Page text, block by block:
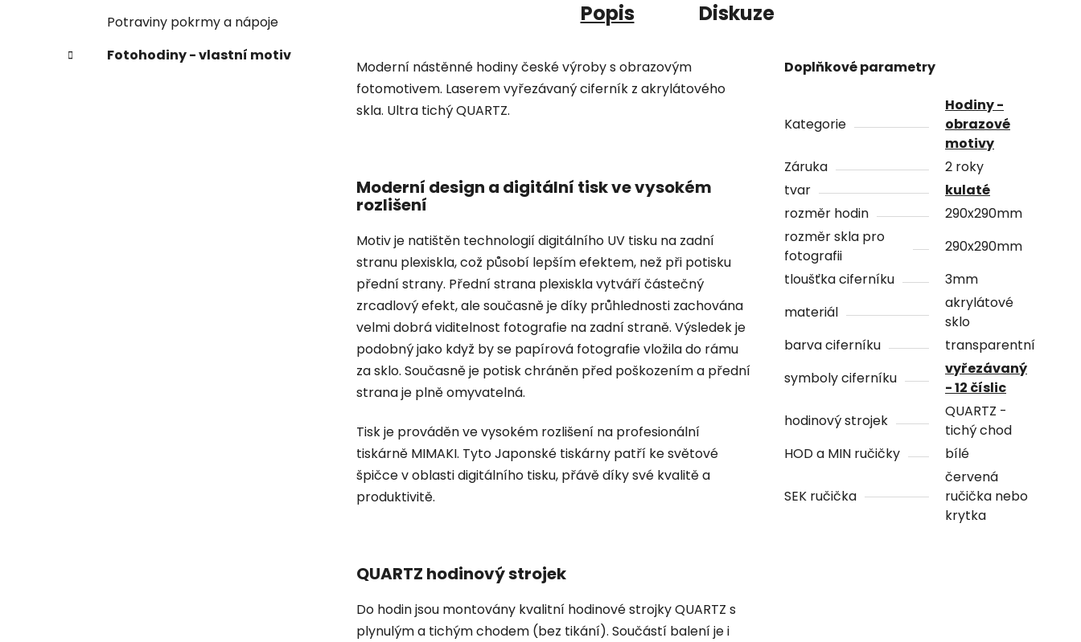
Potraviny pokrmy a nápoje
Fotohodiny - vlastní motiv
Popis Diskuze
Moderní nástěnné hodiny české výroby s obrazovým
fotomotivem. Laserem vyřezávaný ciferník z akrylátového
skla. Ultra tichý QUARTZ.
Moderní design a digitální tisk ve vysokém
rozlišení
Motiv je natištěn technologií digitálního UV tisku na zadní
stranu plexiskla, což působí lepším efektem, než při potisku
přední strany. Přední strana plexiskla vytváří částečný
zrcadlový efekt, ale současně je díky průhlednosti zachována
velmi dobrá viditelnost fotografie na zadní straně. Výsledek je
podobný jako když by se papírová fotografie vložila do rámu
za sklo. Současně je potisk chráněn před poškozením a přední
strana je plně omyvatelná.
Tisk je prováděn ve vysokém rozlišení na profesionální
tiskárně MIMAKI. Tyto Japonské tiskárny patří ke světové
špičce v oblasti digitálního tisku, přávě díky své kvalitě a
produktivitě.
QUARTZ hodinový strojek
Do hodin jsou montovány kvalitní hodinové strojky QUARTZ s
plynulým a tichým chodem (bez tikání). Součástí balení je i
Doplňkové parametry
Kategorie
Hodiny -
obrazové
motivy
Záruka
2 roky
tvar
kulaté
rozměr hodin
290x290mm
rozměr skla pro
fotografii
290x290mm
tloušťka ciferníku
3mm
materiál
akrylátové
sklo
barva ciferníku
transparentní
symboly ciferníku
vyřezávaný
- 12 číslic
hodinový strojek
QUARTZ -
tichý chod
HOD a MIN ručičky
bílé
SEK ručička
červená
ručička nebo
krytka